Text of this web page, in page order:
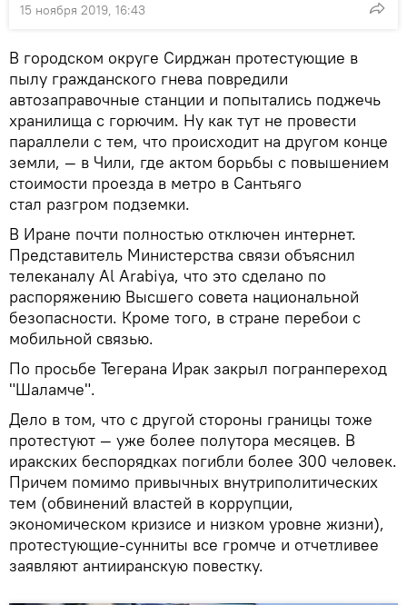
15 ноября 2019, 16:43
В городском округе Сирджан протестующие в
пылу гражданского гнева повредили
автозаправочные станции и попытались поджечь
хранилища с горючим. Ну как тут не провести
параллели с тем, что происходит на другом конце
земли, — в Чили, где актом борьбы с повышением
стоимости проезда в метро в Сантьяго
стал разгром подземки.
В Иране почти полностью отключен интернет.
Представитель Министерства связи объяснил
телеканалу Al Arabiya, что это сделано по
распоряжению Высшего совета национальной
безопасности. Кроме того, в стране перебои с
мобильной связью.
По просьбе Тегерана Ирак закрыл погранпереход
"Шаламче".
Дело в том, что с другой стороны границы тоже
протестуют — уже более полутора месяцев. В
иракских беспорядках погибли более 300 человек.
Причем помимо привычных внутриполитических
тем (обвинений властей в коррупции,
экономическом кризисе и низком уровне жизни),
протестующие-сунниты все громче и отчетливее
заявляют антииранскую повестку.